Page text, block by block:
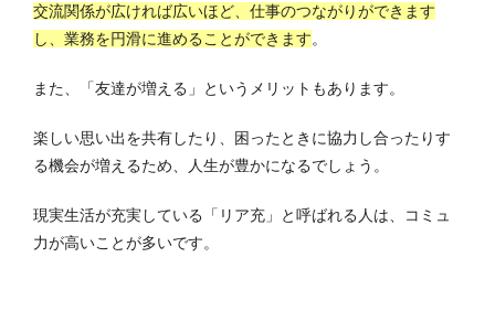
交流関係が広ければ広いほど、仕事のつながりができます
し、業務を円滑に進めることができます。
また、「友達が増える」というメリットもあります。
楽しい思い出を共有したり、困ったときに協力し合ったりす
る機会が増えるため、人生が豊かになるでしょう。
現実生活が充実している「リア充」と呼ばれる人は、コミュ
力が高いことが多いです。